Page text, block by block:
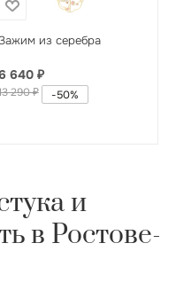
из серебра
640₽
290₽ -50%
и
в Ростове-